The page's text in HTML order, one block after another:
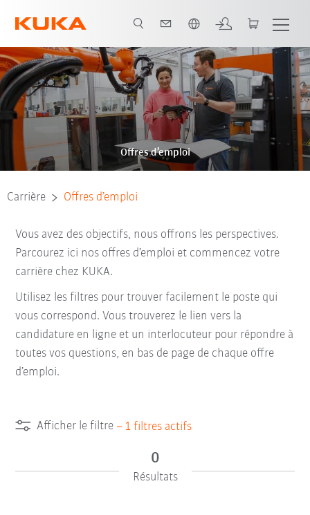
Offres d’emploi
Carrière Offres d’emploi
Vous avez des objectifs, nous offrons les perspectives.
Parcourez ici nos offres d’emploi et commencez votre
carrière chez KUKA.
Utilisez les filtres pour trouver facilement le poste qui
vous correspond. Vous trouverez le lien vers la
candidature en ligne et un interlocuteur pour répondre à
toutes vos questions, en bas de page de chaque offre
d’emploi.
Afficher le filtre – 1 filtres actifs
0
Résultats